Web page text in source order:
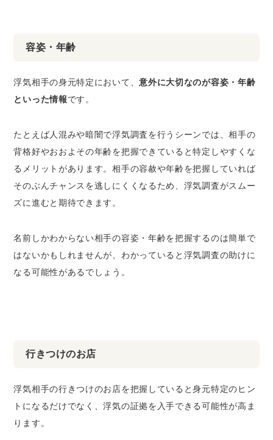
容姿・年齢
浮気相手の身元特定において、意外に大切なのが容姿・年齢
といった情報です。
たとえば人混みや暗闇で浮気調査を行うシーンでは、相手の
背格好やおおよその年齢を把握できていると特定しやすくな
るメリットがあります。相手の容赦や年齢を把握していれば
そのぶんチャンスを逃しにくくなるため、浮気調査がスムー
ズに進むと期待できます。
名前しかわからない相手の容姿・年齢を把握するのは簡単で
はないかもしれませんが、わかっていると浮気調査の助けに
なる可能性があるでしょう。
行きつけのお店
浮気相手の行きつけのお店を把握していると身元特定のヒン
トになるだけでなく、浮気の証拠を入手できる可能性が高ま
ります。